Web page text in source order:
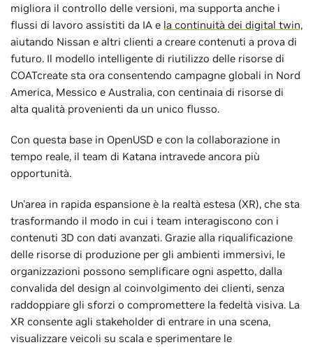
migliora il controllo delle versioni, ma supporta anche i
flussi di lavoro assistiti da IA e la continuità dei digital twin,
aiutando Nissan e altri clienti a creare contenuti a prova di
futuro. Il modello intelligente di riutilizzo delle risorse di
COATcreate sta ora consentendo campagne globali in Nord
America, Messico e Australia, con centinaia di risorse di
alta qualità provenienti da un unico flusso.
Con questa base in OpenUSD e con la collaborazione in
tempo reale, il team di Katana intravede ancora più
opportunità.
Un'area in rapida espansione è la realtà estesa (XR), che sta
trasformando il modo in cui i team interagiscono con i
contenuti 3D con dati avanzati. Grazie alla riqualificazione
delle risorse di produzione per gli ambienti immersivi, le
organizzazioni possono semplificare ogni aspetto, dalla
convalida del design al coinvolgimento dei clienti, senza
raddoppiare gli sforzi o compromettere la fedeltà visiva. La
XR consente agli stakeholder di entrare in una scena,
visualizzare veicoli su scala e sperimentare le